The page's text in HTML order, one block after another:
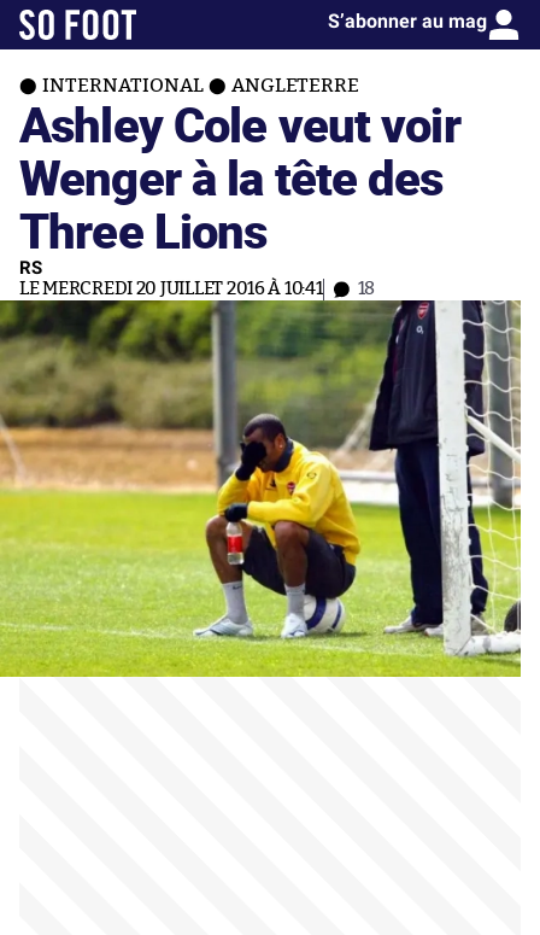
S’abonner au mag
INTERNATIONAL ANGLETERRE
Ashley Cole veut voir
Wenger à la tête des
Three Lions
RS
LE MERCREDI 20 JUILLET 2016 À 10:41 18